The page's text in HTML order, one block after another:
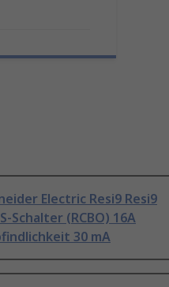
Electric Resi9 Resi9
Schalter (RCBO) 16A
30 mA